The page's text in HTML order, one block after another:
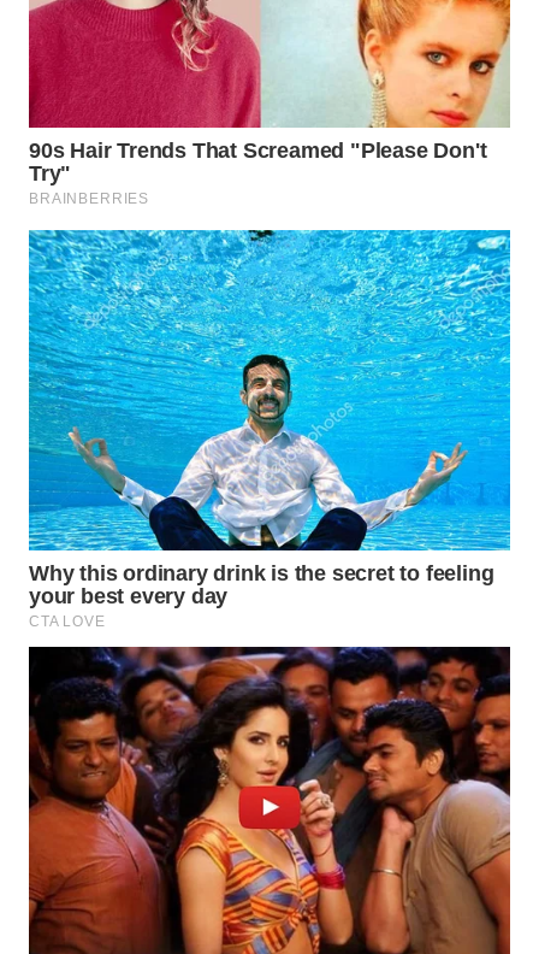
DAIRI
WN
DANAU
TOBA
WN
WN
LANGKAT
WN
TAPANULI
SELATAN
WN
TANJUNG
LESUNG
WN
KARO
WN
SIMALUNGUN
WN
LABUHANBATU
WN
TAPANULI
TENGAH